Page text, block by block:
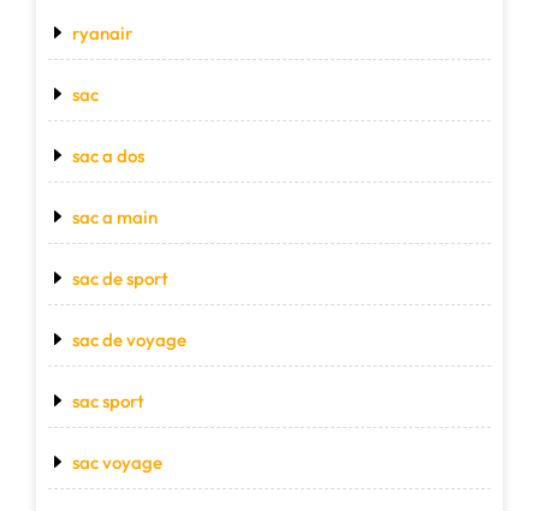
ryanair
sac
sac a dos
sac a main
sac de sport
sac de voyage
sac sport
sac voyage